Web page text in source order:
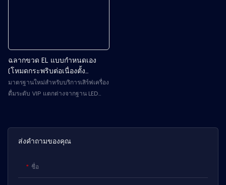
ส่งคำถามของคุณ
ชื่อ
ฉลากขวด EL แบบกำหนดเอง
(โหมดกระพริบต่อเนื่องตั้ง
โปรแกรมได้ / โหมดคงที่)
มาตรฐานใหม่สำหรับบริการเสิร์ฟเครื่อง
ดื่มระดับ VIP แตกต่างจากฐาน LED
ของขวดได้อย่างแนบเนียน มาพร้อม
ฐานอินเวอร์เตอร์แบบพิเศษสำหรับขวด
ประหยัด หรือโหมดกระพริบตามลำดับ